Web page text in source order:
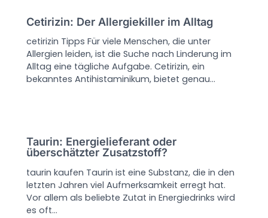
Cetirizin: Der Allergiekiller im Alltag
cetirizin Tipps Für viele Menschen, die unter
Allergien leiden, ist die Suche nach Linderung im
Alltag eine tägliche Aufgabe. Cetirizin, ein
bekanntes Antihistaminikum, bietet genau…
Taurin: Energielieferant oder
überschätzter Zusatzstoff?
taurin kaufen Taurin ist eine Substanz, die in den
letzten Jahren viel Aufmerksamkeit erregt hat.
Vor allem als beliebte Zutat in Energiedrinks wird
es oft…